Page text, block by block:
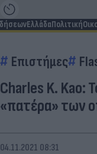
ΕλλάδαΠολιτική
Επιστήμες
Charles K. Kao:
«πατέρα» των
04.11.2021 08:31